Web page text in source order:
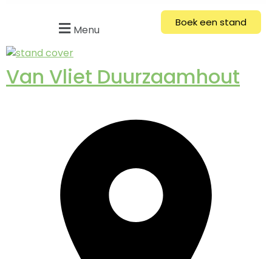
Menu
Boek een stand
Van Vliet Duurzaamhout